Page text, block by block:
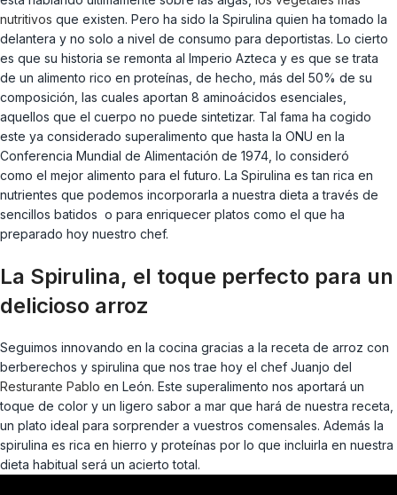
nutritivos que existen. Pero ha sido la Spirulina quien ha tomado la
delantera y no solo a nivel de consumo para deportistas. Lo cierto
es que su historia se remonta al Imperio Azteca y es que se trata
de un alimento rico en proteínas, de hecho, más del 50% de su
composición, las cuales aportan 8 aminoácidos esenciales,
aquellos que el cuerpo no puede sintetizar. Tal fama ha cogido
este ya considerado superalimento que hasta la ONU en la
Conferencia Mundial de Alimentación de 1974, lo consideró
como el mejor alimento para el futuro. La Spirulina es tan rica en
nutrientes que podemos incorporarla a nuestra dieta a través de
sencillos batidos o para enriquecer platos como el que ha
preparado hoy nuestro chef.
La Spirulina, el toque perfecto para un
delicioso arroz
Seguimos innovando en la cocina gracias a la receta de arroz con
berberechos y spirulina que nos trae hoy el chef Juanjo del
Resturante Pablo en León. Este superalimento nos aportará un
toque de color y un ligero sabor a mar que hará de nuestra receta,
un plato ideal para sorprender a vuestros comensales. Además la
spirulina es rica en hierro y proteínas por lo que incluirla en nuestra
dieta habitual será un acierto total.